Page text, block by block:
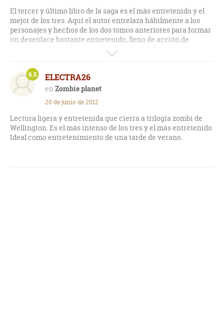
El tercer y último libro de la saga es el más entretenido y el
mejor de los tres. Aquí el autor entrelaza hábilmente a los
personajes y hechos de los dos tomos anteriores para formar
un desenlace bastante entretenido, lleno de acción de
principio a fin y rebosante de la originalidad que tanto
distinguió la trilogía de Wellington.
ELECTRA26
Zombie planet
6.5
20 de junio de 2012
Lectura ligera y entretenida que cierra a trilogía zombi de
Wellington. Es el más intenso de los tres y el más entretenido.
Ideal como entretenimiento de una tarde de verano.